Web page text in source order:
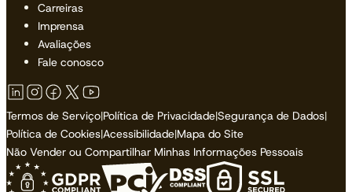
Carreiras
Imprensa
Avaliações
Fale conosco
Termos de Serviço|Política de Privacidade|Segurança de Dados|
Política de Cookies|Acessibilidade|Mapa do Site
Não Vender ou Compartilhar Minhas Informações Pessoais